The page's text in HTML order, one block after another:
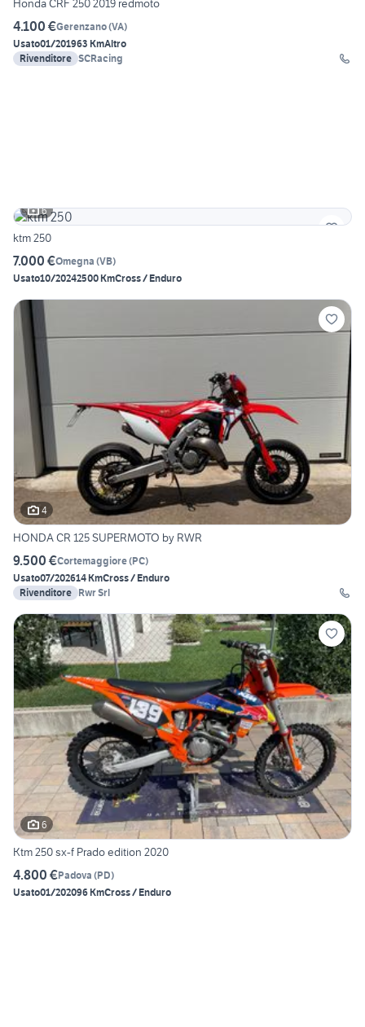
Honda CRF 250 2019 redmoto
4.100 €Gerenzano(VA)
Usato01/201963 KmAltro
Rivenditore SCRacing
6
ktm 250
7.000 €Omegna (VB)
Usato10/20242500 KmCross / Enduro
4
HONDA CR 125 SUPERMOTO by RWR
9.500 €Cortemaggiore(PC)
Usato07/202614 KmCross / Enduro
Rivenditore Rwr Srl
6
Ktm 250 sx-f Prado edition 2020
4.800 €Padova (PD)
Usato01/202096 KmCross / Enduro